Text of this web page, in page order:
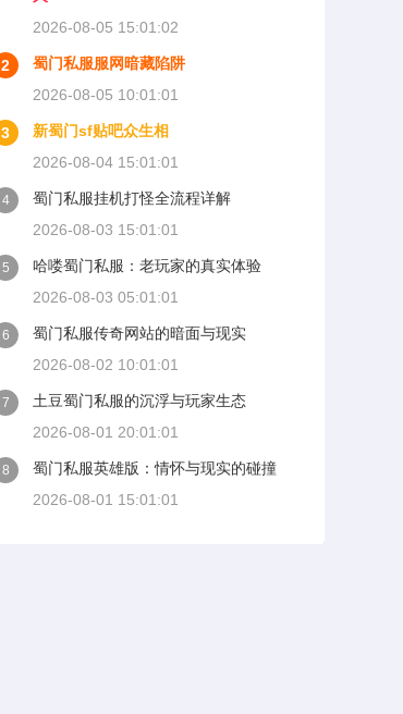
2026-08-05 15:01:02
2
蜀门私服服网暗藏陷阱
2026-08-05 10:01:01
3
新蜀门sf贴吧众生相
2026-08-04 15:01:01
4
蜀门私服挂机打怪全流程详解
2026-08-03 15:01:01
5
哈喽蜀门私服：老玩家的真实体验
2026-08-03 05:01:01
6
蜀门私服传奇网站的暗面与现实
2026-08-02 10:01:01
7
土豆蜀门私服的沉浮与玩家生态
2026-08-01 20:01:01
8
蜀门私服英雄版：情怀与现实的碰撞
2026-08-01 15:01:01